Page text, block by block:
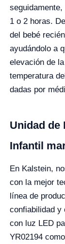
1 o 2 horas.
del bebé
ayudándolo a
elevación de
temperatura
dadas por
Unidad de
Infantil
En Kalstein,
con la mejor
línea de
confiabilidad y
con luz LED
YR02194